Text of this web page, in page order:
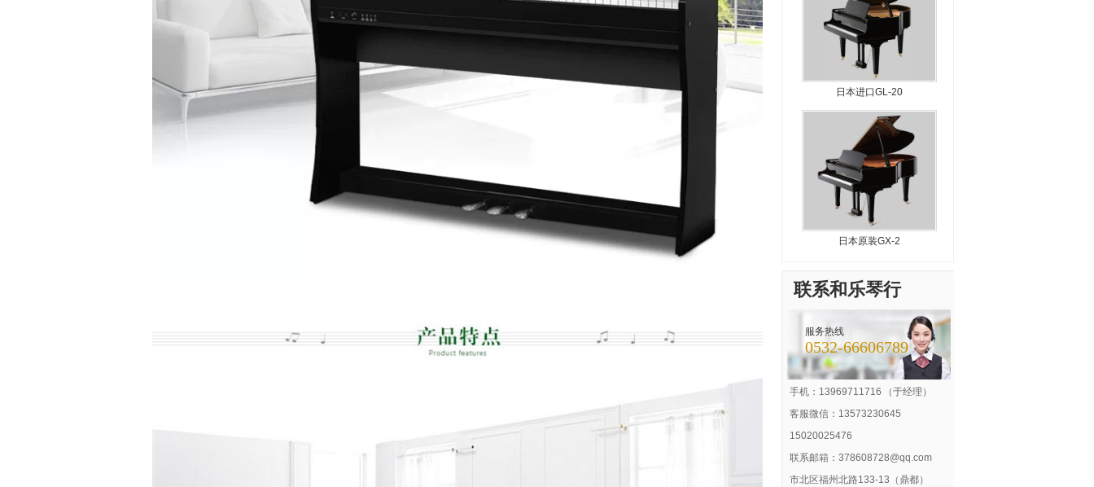
日本进口GL-20
日本原装GX-2
联系和乐琴行
服务热线
0532-66606789
手机：13969711716 （于经理）
客服微信：13573230645
15020025476
联系邮箱：378608728@qq.com
市北区福州北路133-13（鼎都）